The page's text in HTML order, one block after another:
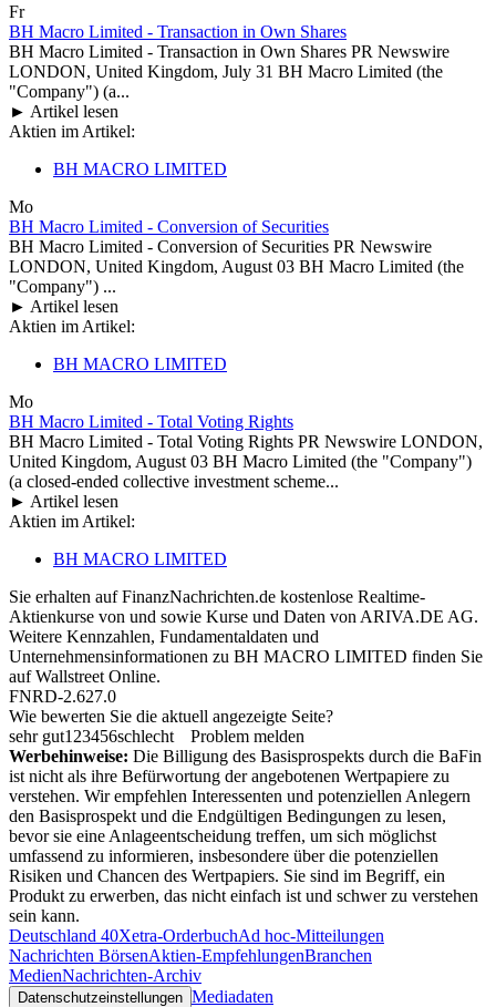
Fr
BH Macro Limited - Transaction in Own Shares
BH Macro Limited - Transaction in Own Shares PR Newswire
LONDON, United Kingdom, July 31 BH Macro Limited (the
"Company") (a...
► Artikel lesen
Aktien im Artikel:
BH MACRO LIMITED
Mo
BH Macro Limited - Conversion of Securities
BH Macro Limited - Conversion of Securities PR Newswire
LONDON, United Kingdom, August 03 BH Macro Limited (the
"Company") ...
► Artikel lesen
Aktien im Artikel:
BH MACRO LIMITED
Mo
BH Macro Limited - Total Voting Rights
BH Macro Limited - Total Voting Rights PR Newswire LONDON,
United Kingdom, August 03 BH Macro Limited (the "Company")
(a closed-ended collective investment scheme...
► Artikel lesen
Aktien im Artikel:
BH MACRO LIMITED
Sie erhalten auf FinanzNachrichten.de kostenlose Realtime-
Aktienkurse von und sowie Kurse und Daten von ARIVA.DE AG.
Weitere Kennzahlen, Fundamentaldaten und
Unternehmensinformationen zu BH MACRO LIMITED finden Sie
aufWallstreet Online.
FNRD-2.627.0
Wie bewerten Sie die aktuell angezeigte Seite?
sehr gut1 23456schlecht
Problem melden
Werbehinweise: Die Billigung des Basisprospekts durch die BaFin
ist nicht als ihre Befürwortung der angebotenen Wertpapiere zu
verstehen. Wir empfehlen Interessenten und potenziellen Anlegern
den Basisprospekt und die Endgültigen Bedingungen zu lesen,
bevor sie eine Anlageentscheidung treffen, um sich möglichst
umfassend zu informieren, insbesondere über die potenziellen
Risiken und Chancen des Wertpapiers. Sie sind im Begriff, ein
Produkt zu erwerben, das nicht einfach ist und schwer zu verstehen
sein kann.
Deutschland 40Xetra-OrderbuchAd hoc-Mitteilungen
Nachrichten BörsenAktien-EmpfehlungenBranchen
MedienNachrichten-Archiv
Datenschutzeinstellungen Mediadaten